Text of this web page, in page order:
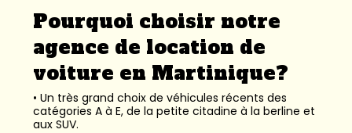
Pourquoi choisir notre
agence de location de
voiture en Martinique?
• Un très grand choix de véhicules récents des
catégories A à E, de la petite citadine à la berline et
aux SUV.